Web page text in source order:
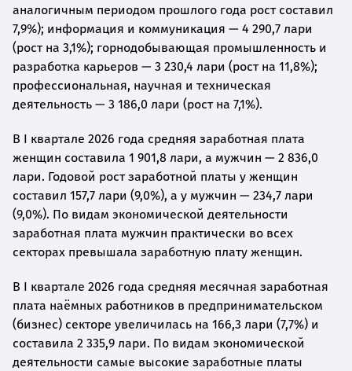
аналогичным периодом прошлого года рост составил
7,9%); информация и коммуникация — 4 290,7 лари
(рост на 3,1%); горнодобывающая промышленность и
разработка карьеров — 3 230,4 лари (рост на 11,8%);
профессиональная, научная и техническая
деятельность — 3 186,0 лари (рост на 7,1%).
В I квартале 2026 года средняя заработная плата
женщин составила 1 901,8 лари, а мужчин — 2 836,0
лари. Годовой рост заработной платы у женщин
составил 157,7 лари (9,0%), а у мужчин — 234,7 лари
(9,0%). По видам экономической деятельности
заработная плата мужчин практически во всех
секторах превышала заработную плату женщин.
В I квартале 2026 года средняя месячная заработная
плата наёмных работников в предпринимательском
(бизнес) секторе увеличилась на 166,3 лари (7,7%) и
составила 2 335,9 лари. По видам экономической
деятельности самые высокие заработные платы